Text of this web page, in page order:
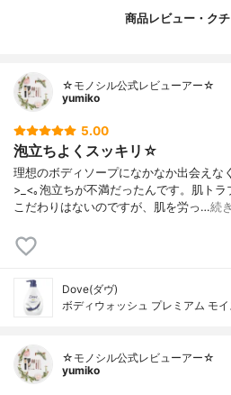
商品レビュー・ク
☆モノシル公式レビューアー☆
yumiko
5.00
泡立ちよくスッキリ☆
理想のボディソープになかなか出会えな
>_<｡泡立ちが不満だったんです。肌ト
こだわりはないのですが、肌を労っ…続
Dove(ダヴ)
ボディウォッシュ プレミアム モ
☆モノシル公式レビューアー☆
yumiko